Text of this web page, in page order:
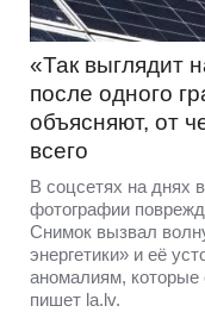
«Так выглядит
после одного
объясняют, от
всего
В соцсетях на днях
фотографии
Снимок вызвал
энергетики» и её
аномалиям, которые
пишет la.lv.